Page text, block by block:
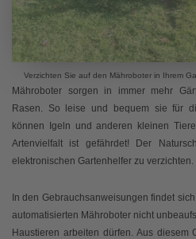
Verzichten Sie auf den Mähroboter in Ihrem
Mähroboter sorgen in immer mehr
Rasen. So leise und bequem sie für
können Igeln und anderen kleinen
Artenvielfalt ist gefährdet! Der
elektronischen Gartenhelfer zu verzichten.
In den Gebrauchsanweisungen findet
automatisierten Mähroboter nicht
Haustieren arbeiten dürfen. Aus diesem